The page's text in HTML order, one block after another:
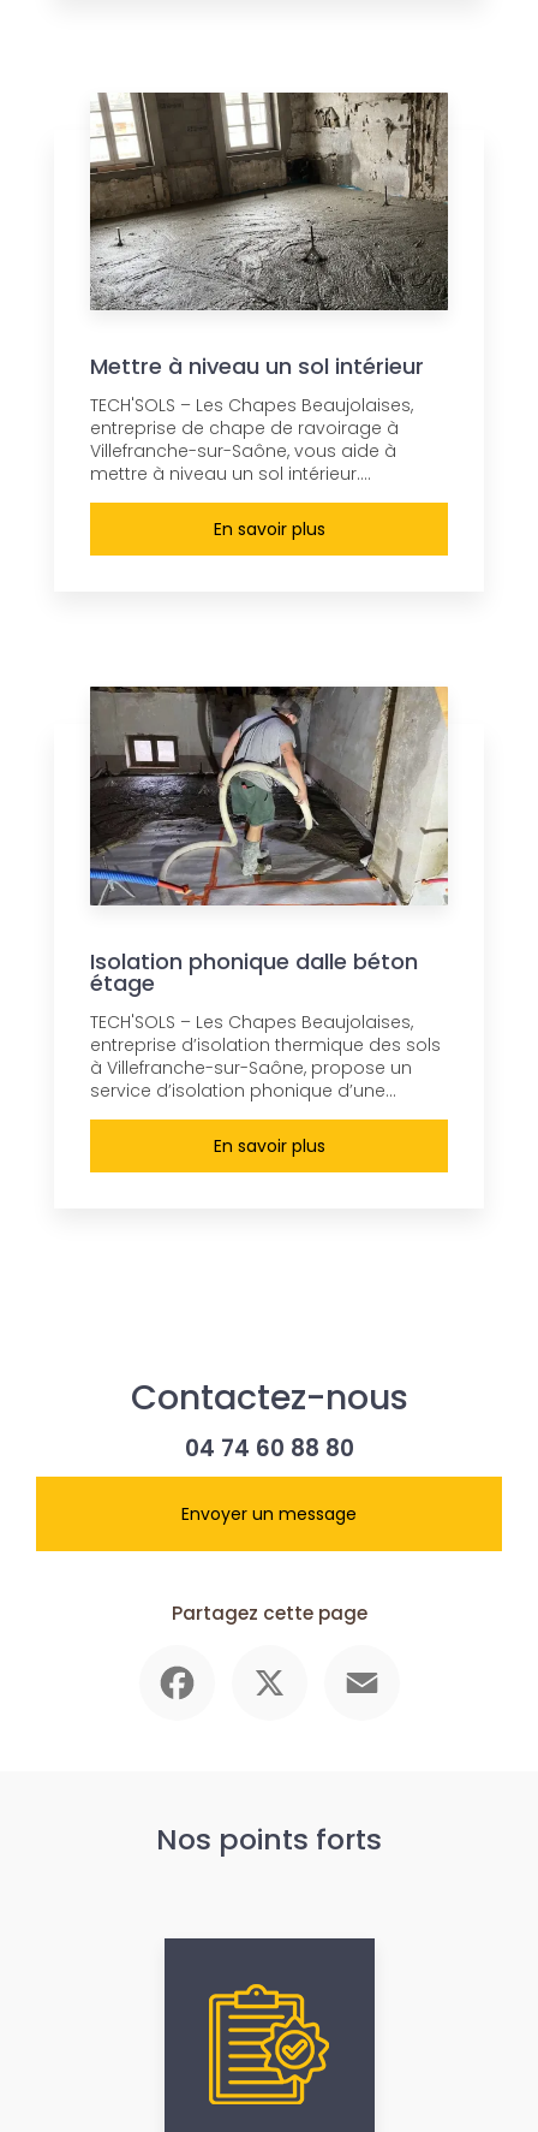
Mettre à niveau un sol intérieur
TECH'SOLS – Les Chapes Beaujolaises,
entreprise de chape de ravoirage à
Villefranche-sur-Saône, vous aide à
mettre à niveau un sol intérieur....
En savoir plus
Isolation phonique dalle béton
étage
TECH'SOLS – Les Chapes Beaujolaises,
entreprise d’isolation thermique des sols
à Villefranche-sur-Saône, propose un
service d’isolation phonique d’une...
En savoir plus
Contactez-nous
04 74 60 88 80
Envoyer un message
Partagez cette page
Nos points forts